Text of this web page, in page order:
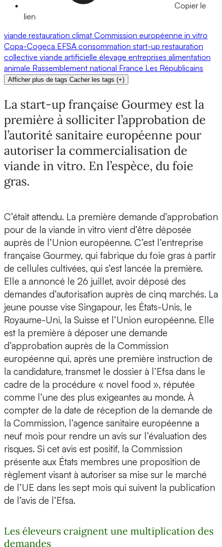
Copier le
lien
viande restauration climat Commission européenne in vitro
Copa-Cogeca EFSA consommation start-up restauration
collective viande artificielle élevage entreprises alimentation
animale Rassemblement national France Les Républicains
Afficher plus de tags Cacher les tags (+)
La start-up française Gourmey est la
première à solliciter l’approbation de
l’autorité sanitaire européenne pour
autoriser la commercialisation de
viande in vitro. En l’espèce, du foie
gras.
C’était attendu. La première demande d’approbation
pour de la viande in vitro vient d’être déposée
auprès de l’Union européenne. C’est l’entreprise
française Gourmey, qui fabrique du foie gras à partir
de cellules cultivées, qui s’est lancée la première.
Elle a annoncé le 26 juillet, avoir déposé des
demandes d’autorisation auprès de cinq marchés. La
jeune pousse vise Singapour, les États-Unis, le
Royaume-Uni, la Suisse et l’Union européenne. Elle
est la première à déposer une demande
d’approbation auprès de la Commission
européenne qui, après une première instruction de
la candidature, transmet le dossier à l’Efsa dans le
cadre de la procédure « novel food », réputée
comme l’une des plus exigeantes au monde. À
compter de la date de réception de la demande de
la Commission, l’agence sanitaire européenne a
neuf mois pour rendre un avis sur l’évaluation des
risques. Si cet avis est positif, la Commission
présente aux États membres une proposition de
règlement visant à autoriser sa mise sur le marché
de l’UE dans les sept mois qui suivent la publication
de l’avis de l’Efsa.
Les éleveurs craignent une multiplication des
demandes